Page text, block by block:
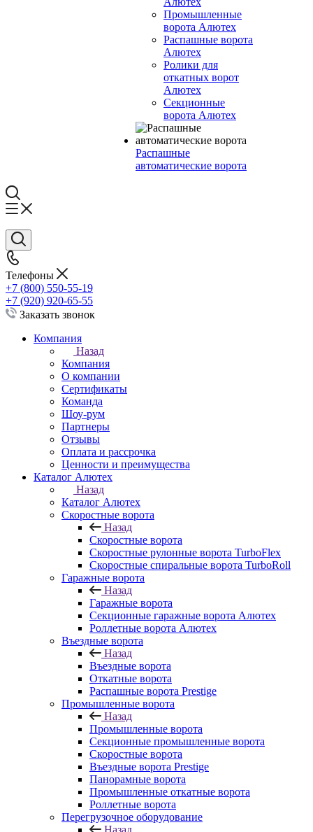
Промышленные
ворота Алютех
Распашные ворота
Алютех
Ролики для
откатных ворот
Алютех
Секционные
ворота Алютех
Распашные
автоматические ворота
Телефоны
+7 (800) 550-55-19
+7 (920) 920-65-55
Заказать звонок
Компания
Назад
Компания
О компании
Сертификаты
Команда
Шоу-рум
Партнеры
Отзывы
Оплата и рассрочка
Ценности и преимущества
Каталог Алютех
Назад
Каталог Алютех
Скоростные ворота
Назад
Скоростные ворота
Скоростные рулонные ворота TurboFlex
Скоростные спиральные ворота TurboRoll
Гаражные ворота
Назад
Гаражные ворота
Секционные гаражные ворота Алютех
Роллетные ворота Алютех
Въездные ворота
Назад
Въездные ворота
Откатные ворота
Распашные ворота Prestige
Промышленные ворота
Назад
Промышленные ворота
Секционные промышленные ворота
Скоростные ворота
Въездные ворота Prestige
Панорамные ворота
Промышленные откатные ворота
Роллетные ворота
Перегрузочное оборудование
Назад